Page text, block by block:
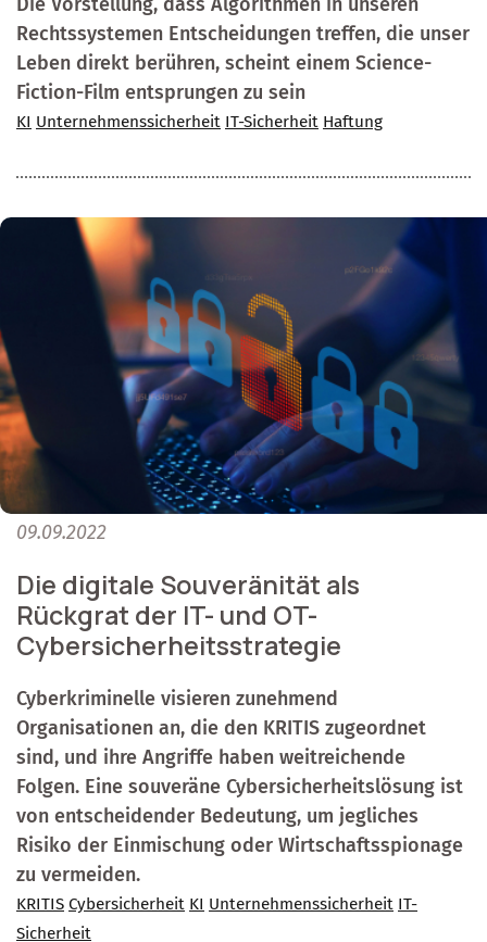
Rechtssystemen Entscheidungen treffen, die unser
Leben direkt berühren, scheint einem Science-
Fiction-Film entsprungen zu sein
KI Unternehmenssicherheit IT-Sicherheit Haftung
09.09.2022
Die digitale Souveränität als
Rückgrat der IT- und OT-
Cybersicherheitsstrategie
Cyberkriminelle visieren zunehmend
Organisationen an, die den KRITIS zugeordnet
sind, und ihre Angriffe haben weitreichende
Folgen. Eine souveräne Cybersicherheitslösung ist
von entscheidender Bedeutung, um jegliches
Risiko der Einmischung oder Wirtschaftsspionage
zu vermeiden.
KRITIS Cybersicherheit KI Unternehmenssicherheit IT-
Sicherheit